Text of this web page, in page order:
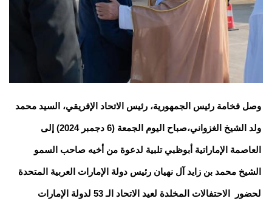
وصل فخامة رئيس الجمهورية، رئيس الاتحاد الإفريقي، السيد محمد
ولد الشيخ الغزواني،صباح اليوم الجمعة (6 دجمبر 2024) إلى
العاصمة الإماراتية أبوظبي تلبية لدعوة من أخيه صاحب السمو
الشيخ محمد بن زايد آل نهيان رئيس دولة الإمارات العربية المتحدة
لحضور الاحتفالات المخلدة لعيد الاتحاد الـ 53 لدولة الإمارات